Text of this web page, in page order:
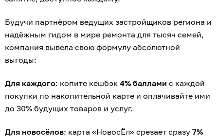
Будучи партнёром ведущих застройщиков региона и
надёжным гидом в мире ремонта для тысяч семей,
компания вывела свою формулу абсолютной
выгоды:
Для каждого: копите кешбэк 4% баллами с каждой
покупки по накопительной карте и оплачивайте ими
до 30% будущих товаров и услуг.
Для новосёлов: карта «НовосЁл» срезает сразу 7%